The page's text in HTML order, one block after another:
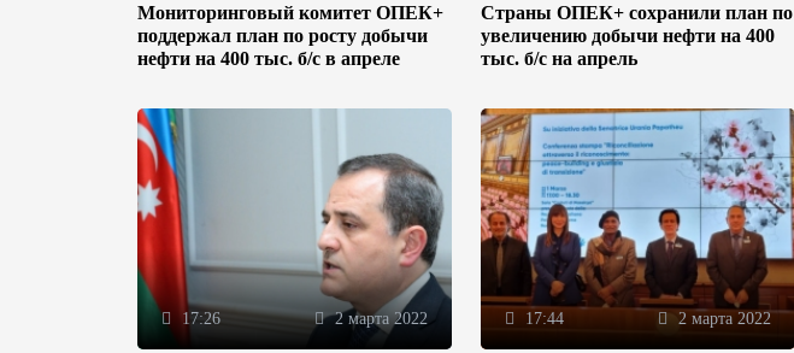
Мониторинговый комитет ОПЕК+
поддержал план по росту добычи
нефти на 400 тыс. б/с в апреле
Страны ОПЕК+ сохранили план по
увеличению добычи нефти на 400
тыс. б/с на апрель
17:26 2 марта 2022 17:44 2 марта 2022